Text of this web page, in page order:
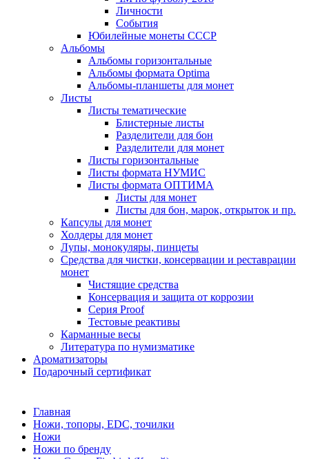
Личности
События
Юбилейные монеты СССР
Альбомы
Альбомы горизонтальные
Альбомы формата Optima
Альбомы-планшеты для монет
Листы
Листы тематические
Блистерные листы
Разделители для бон
Разделители для монет
Листы горизонтальные
Листы формата НУМИС
Листы формата ОПТИМА
Листы для монет
Листы для бон, марок, открыток и пр.
Капсулы для монет
Холдеры для монет
Лупы, монокуляры, пинцеты
Средства для чистки, консервации и реставрации
монет
Чистящие средства
Консервация и защита от коррозии
Серия Proof
Тестовые реактивы
Карманные весы
Литература по нумизматике
Ароматизаторы
Подарочный сертификат
Главная
Ножи, топоры, EDC, точилки
Ножи
Ножи по бренду